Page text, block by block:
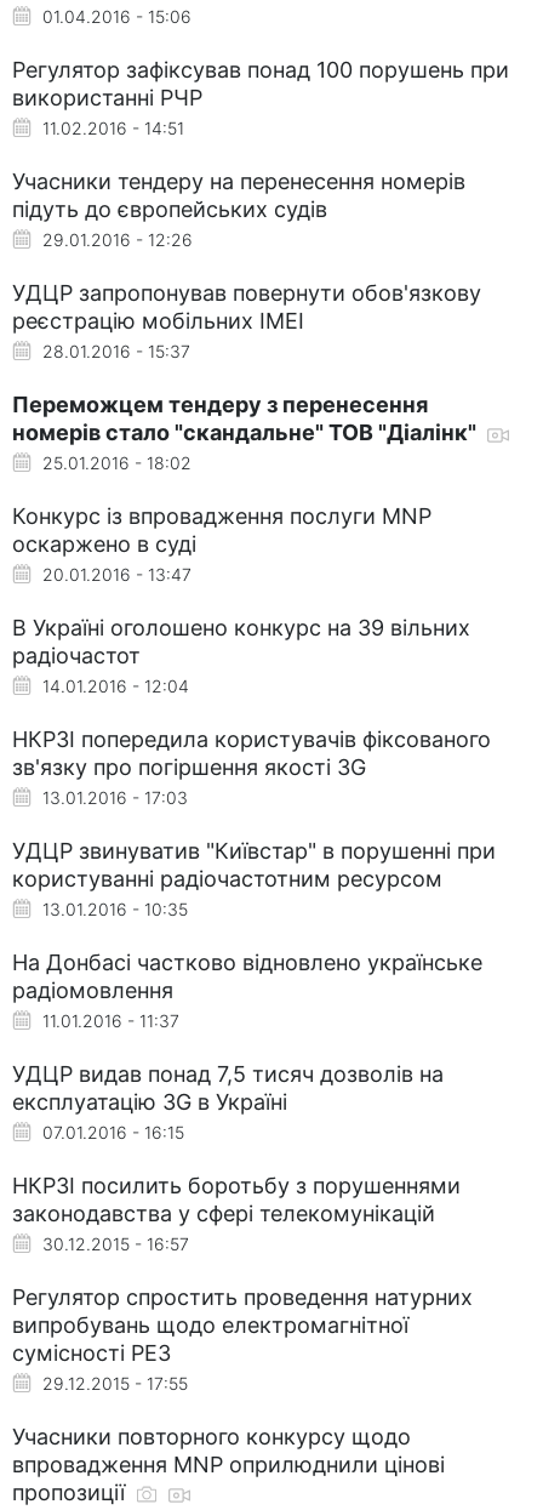
01.04.2016 - 15:06
Регулятор зафіксував понад 100 порушень при
використанні РЧР
11.02.2016 - 14:51
Учасники тендеру на перенесення номерів
підуть до європейських судів
29.01.2016 - 12:26
УДЦР запропонував повернути обов'язкову
реєстрацію мобільних ІМЕІ
28.01.2016 - 15:37
Переможцем тендеру з перенесення
номерів стало "скандальне" ТОВ "Діалінк"
25.01.2016 - 18:02
Конкурс із впровадження послуги MNP
оскаржено в суді
20.01.2016 - 13:47
В Україні оголошено конкурс на 39 вільних
радіочастот
14.01.2016 - 12:04
НКРЗІ попередила користувачів фіксованого
зв'язку про погіршення якості 3G
13.01.2016 - 17:03
УДЦР звинуватив "Київстар" в порушенні при
користуванні радіочастотним ресурсом
13.01.2016 - 10:35
На Донбасі частково відновлено українське
радіомовлення
11.01.2016 - 11:37
УДЦР видав понад 7,5 тисяч дозволів на
експлуатацію 3G в Україні
07.01.2016 - 16:15
НКРЗІ посилить боротьбу з порушеннями
законодавства у сфері телекомунікацій
30.12.2015 - 16:57
Регулятор спростить проведення натурних
випробувань щодо електромагнітної
сумісності РЕЗ
29.12.2015 - 17:55
Учасники повторного конкурсу щодо
впровадження MNP оприлюднили цінові
пропозиції